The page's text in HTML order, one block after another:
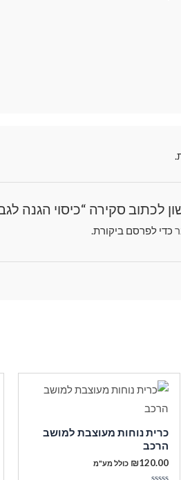
לכתוב סקירה “כיסוי הגנה
כדי לפרסם ביקורת.
כרית נוחות מעוצבת למושב
הרכב
₪120.00 כולל מע"מ